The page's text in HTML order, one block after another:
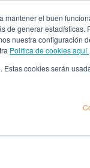
el buen
generar estadísticas.
nuestra configuración
Política de cookies aquí.
cookies serán